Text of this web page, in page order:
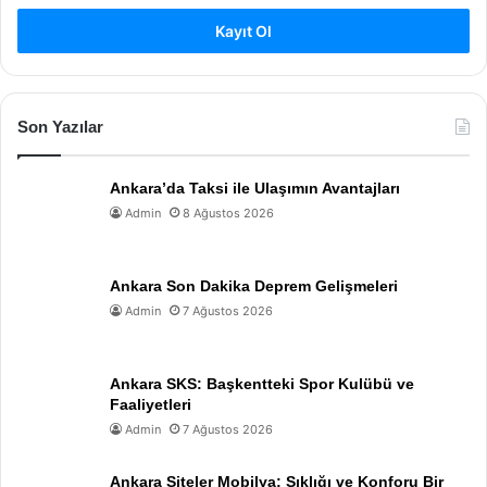
Kayıt Ol
Son Yazılar
Ankara’da Taksi ile Ulaşımın Avantajları
Admin 8 Ağustos 2026
Ankara Son Dakika Deprem Gelişmeleri
Admin 7 Ağustos 2026
Ankara SKS: Başkentteki Spor Kulübü ve
Faaliyetleri
Admin 7 Ağustos 2026
Ankara Siteler Mobilya: Şıklığı ve Konforu Bir